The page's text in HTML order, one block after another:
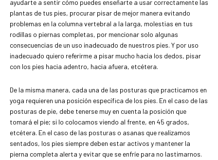
ayudarte a sentir cómo puedes enseñarte a usar correctamente las
plantas de tus pies, procurar pisar de mejor manera evitando
problemas en la columna vertebral a la larga, molestias en tus
rodillas o piernas completas, por mencionar solo algunas
consecuencias de un uso inadecuado de nuestros pies. Y por uso
inadecuado quiero referirme a pisar mucho hacia los dedos, pisar
con los pies hacia adentro, hacia afuera, etcétera.
De la misma manera, cada una de las posturas que practicamos en
yoga requieren una posición específica de los pies. En el caso de las
posturas de pie, debe tenerse muy en cuenta la posición que
tomará el pie; si lo colocamos viendo al frente, en 45 grados,
etcétera. En el caso de las posturas o asanas que realizamos
sentados, los pies siempre deben estar activos y mantener la
pierna completa alerta y evitar que se enfríe para no lastimarnos.